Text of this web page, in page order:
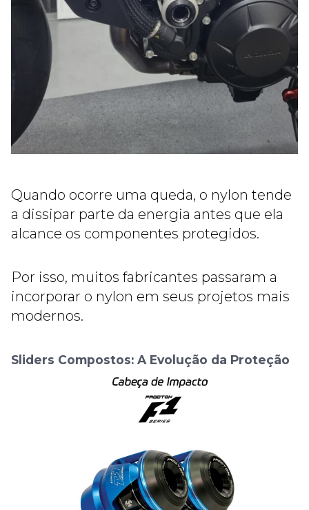
Quando ocorre uma queda, o nylon tende
a dissipar parte da energia antes que ela
alcance os componentes protegidos.
Por isso, muitos fabricantes passaram a
incorporar o nylon em seus projetos mais
modernos.
Sliders Compostos: A Evolução da Proteção